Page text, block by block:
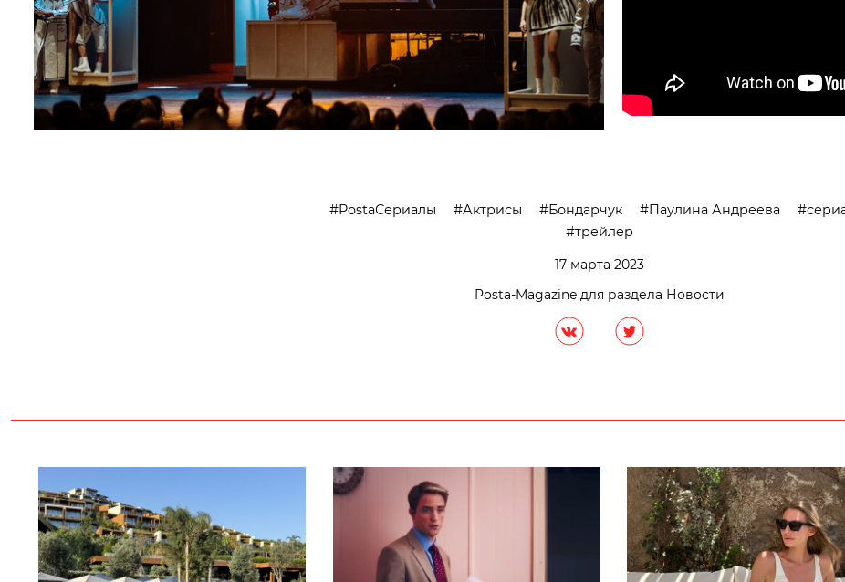
PostaСериалы Актрисы Бондарчук Паулина Андреева
трейлер
17 марта 2023
Posta-Magazine для раздела Новости